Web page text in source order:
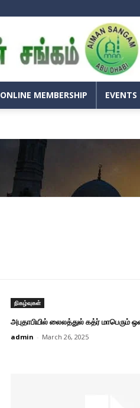
அய்மான்
சங்கம்
–
அபுதாபி
ONLINE MEMBERSHIP EVENTS
நிகழ்வுகள்
அபுதாபியில் லைலத்துல் கத்ர் மாபெரும்
admin - March 26, 2025